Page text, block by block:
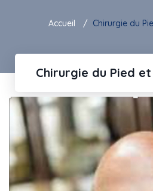
Accueil Chirurgie du
Chirurgie du Pied